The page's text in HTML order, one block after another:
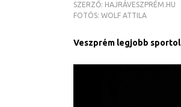
SZERZŐ: HAJRÁVESZPRÉM.HU
FOTÓS: WOLF ATTILA
Veszprém legjobb